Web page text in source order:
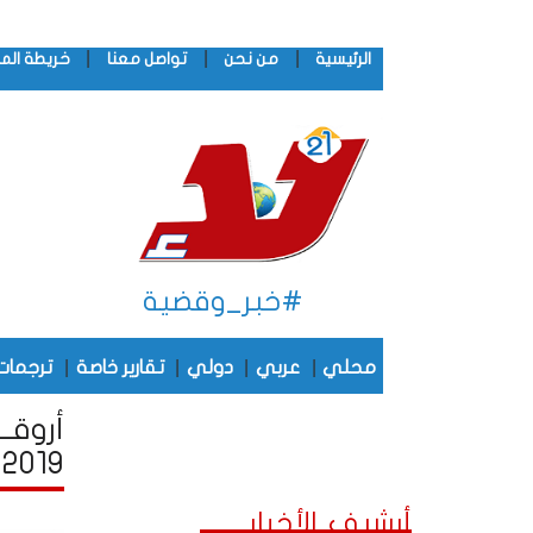
الرئيسية من نحن تواصل معنا خريطة
#خبر_وقضية
محلي عربي دولي تقارير خاصة
2019
أرشيف الأخبار